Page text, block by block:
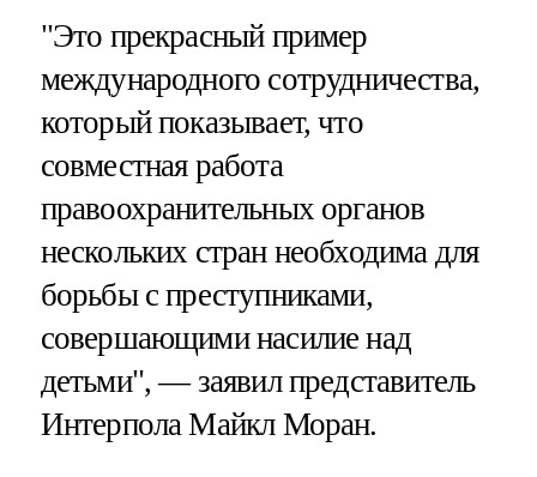
"Это прекрасный пример
международного сотрудничества,
который показывает, что
совместная работа
правоохранительных органов
нескольких стран необходима для
борьбы с преступниками,
совершающими насилие над
детьми", — заявил представитель
Интерпола Майкл Моран.